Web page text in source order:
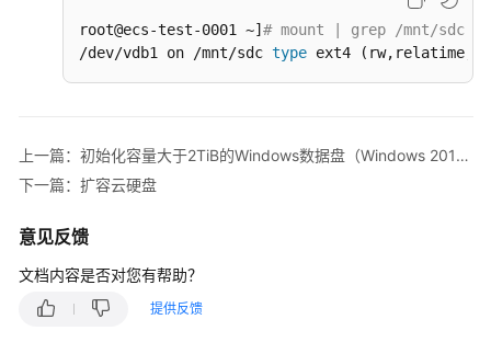
管
理
常
问
题
附
root@ecs-test-0001 ~] # mount | grep /mnt/sdc
/dev/vdb1 on /mnt/sdc type ext4
上一篇：初始化容量大于2TiB的Windows数据盘（Windows 2012）
下一篇：扩容云硬盘
意见反馈
文档内容是否对您有帮助？
提供反馈